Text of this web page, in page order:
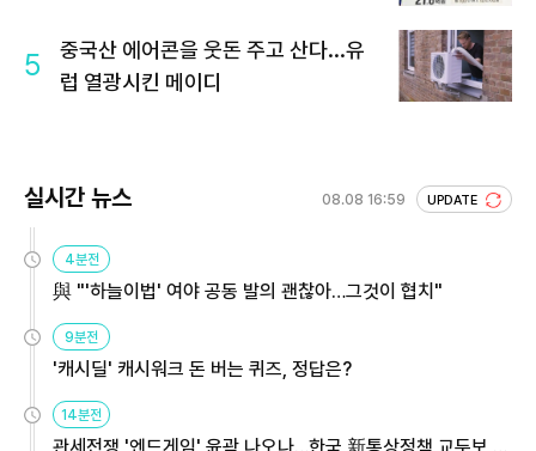
5
중국산 에어콘을 웃돈 주고 산다...유
럽 열광시킨 메이디
실시간 뉴스 08.08 16:59 UPDATE
4분전
與 "'하늘이법' 여야 공동 발의 괜찮아…그것이 협치"
9분전
'캐시딜' 캐시워크 돈 버는 퀴즈, 정답은?
14분전